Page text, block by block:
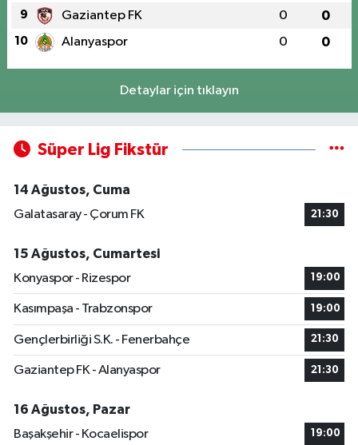
9 Gaziantep FK 0 0
10 Alanyaspor 0 0
Detaylar için tıklayın
Süper Lig Fikstür
14 Ağustos, Cuma
Galatasaray - Çorum FK
21:30
15 Ağustos, Cumartesi
Konyaspor - Rizespor
19:00
Kasımpaşa - Trabzonspor 19:00
Gençlerbirliği S.K. - Fenerbahçe 21:30
Gaziantep FK - Alanyaspor 21:30
16 Ağustos, Pazar
Başakşehir - Kocaelispor
19:00